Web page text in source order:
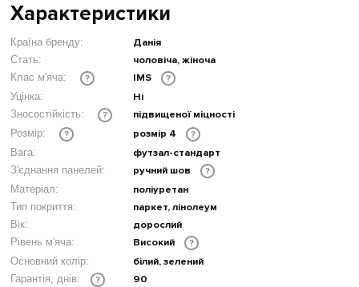
Характеристики
Країна бренду: Данія
Стать: чоловіча, жіноча
Клас м'яча: ? IMS ?
Уцінка: Ні
Зносостійкість: ? підвищеної міцності
Розмір: ? розмір 4 ?
Вага: футзал-стандарт
З'єднання панелей: ручний шов ?
Матеріал: поліуретан
Тип покриття: паркет, лінолеум
Вік: дорослий
Рівень м'яча: Високий ?
Основний колір: білий, зелений
Гарантія, днів: ? 90